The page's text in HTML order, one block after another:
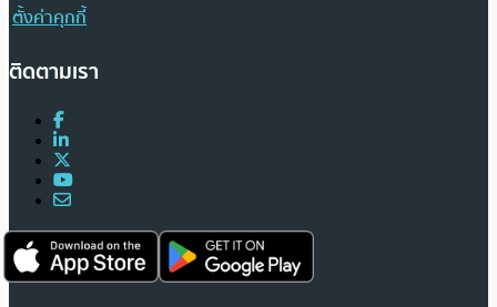
ตั้งค่าคุกกี้
ติดตามเรา